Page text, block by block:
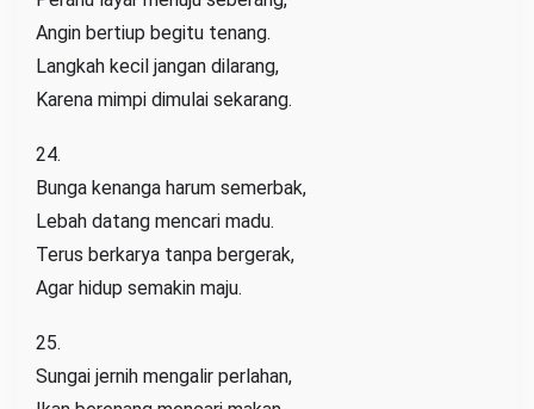
Angin bertiup begitu tenang.
Langkah kecil jangan dilarang,
Karena mimpi dimulai sekarang.
24.
Bunga kenanga harum semerbak,
Lebah datang mencari madu.
Terus berkarya tanpa bergerak,
Agar hidup semakin maju.
25.
Sungai jernih mengalir perlahan,